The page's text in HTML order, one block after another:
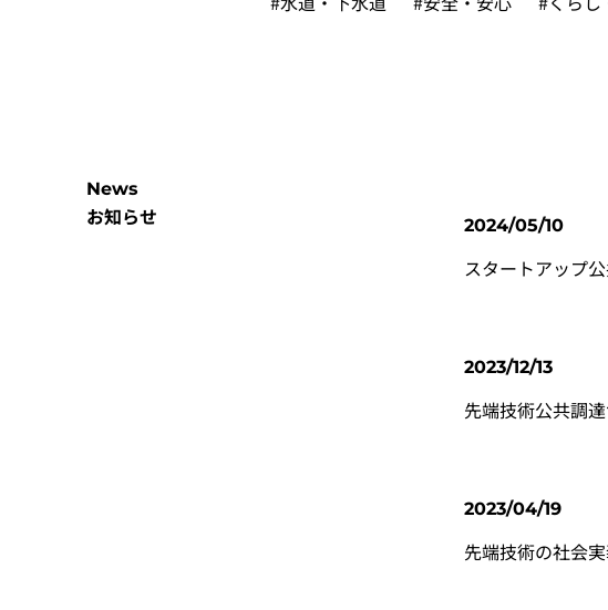
News
お知らせ 2024/05/10
スタートアップ
2023/12/13
先端技術公共調
2023/04/19
先端技術の社会